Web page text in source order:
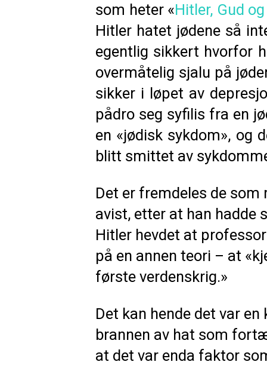
som heter «Hitler, Gud
Hitler hatet jødene så
egentlig sikkert hvorfor
overmåtelig sjalu på
sikker i løpet av
pådro seg syfilis fra en
en «jødisk sykdom», og
blitt smittet av
Det er fremdeles de
avist, etter at han hadde
Hitler hevdet at
på en annen teori – at
første verdenskrig.»
Det kan hende det var
brannen av hat som
at det var enda faktor